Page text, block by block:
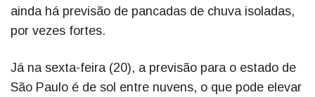
ainda há previsão de pancadas de chuva isoladas,
por vezes fortes.
Já na sexta-feira (20), a previsão para o estado de
São Paulo é de sol entre nuvens, o que pode elevar